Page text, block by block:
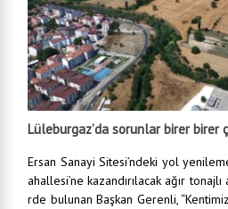
Lüleburgaz’da sorunlar birer birer
Ersan Sanayi Sitesi’ndeki yol
ahallesi’ne kazandırılacak ağır
rde bulunan Başkan Gerenli,